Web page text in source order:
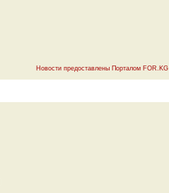
Новости предоставлены Порталом FOR.KG